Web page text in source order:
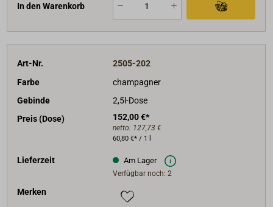
In den Warenkorb
Art-Nr.
2505-202
Farbe
champagner
Gebinde
2,5l-Dose
Preis (Dose)
152,00 €*
netto: 127,73 €
60,80 €* / 1 l
Lieferzeit Am Lager
Verfügbar noch: 2
Merken